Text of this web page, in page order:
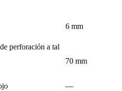
6 mm
perforación a tal
70 mm
—